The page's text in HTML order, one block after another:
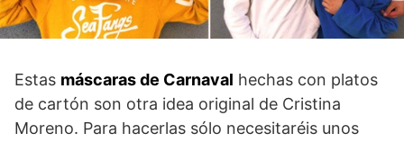
Estas máscaras de Carnaval hechas con platos
de cartón son otra idea original de Cristina
Moreno. Para hacerlas sólo necesitaréis unos